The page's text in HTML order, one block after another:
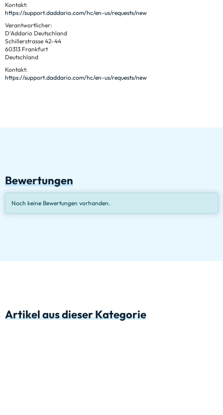
Kontakt:
https://support.daddario.com/hc/en-us/requests/new
Verantwortlicher:
D'Addario Deutschland
Schillerstrasse 42-44
60313 Frankfurt
Deutschland
Kontakt:
https://support.daddario.com/hc/en-us/requests/new
Bewertungen
Noch keine Bewertungen vorhanden.
Artikel aus dieser Kategorie